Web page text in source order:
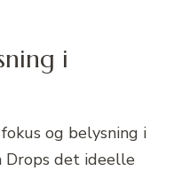
i
og belysning i
Drops det ideelle